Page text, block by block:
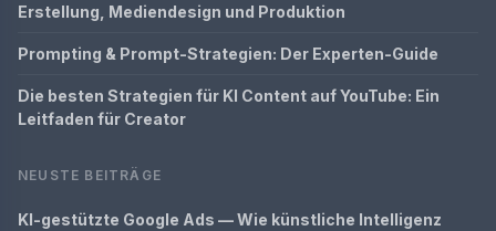
Erstellung, Mediendesign und Produktion
Prompting & Prompt-Strategien: Der Experten-Guide
Die besten Strategien für KI Content auf YouTube: Ein
Leitfaden für Creator
NEUSTE BEITRÄGE
KI-gestützte Google Ads — Wie künstliche Intelligenz